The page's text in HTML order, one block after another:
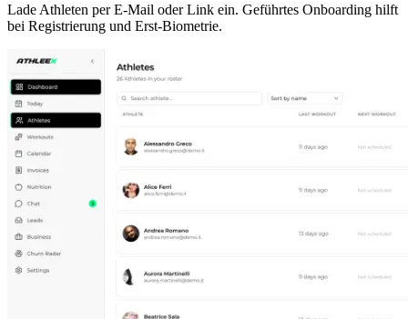
Lade Athleten per E-Mail oder Link ein. Geführtes Onboarding hilft
bei Registrierung und Erst-Biometrie.